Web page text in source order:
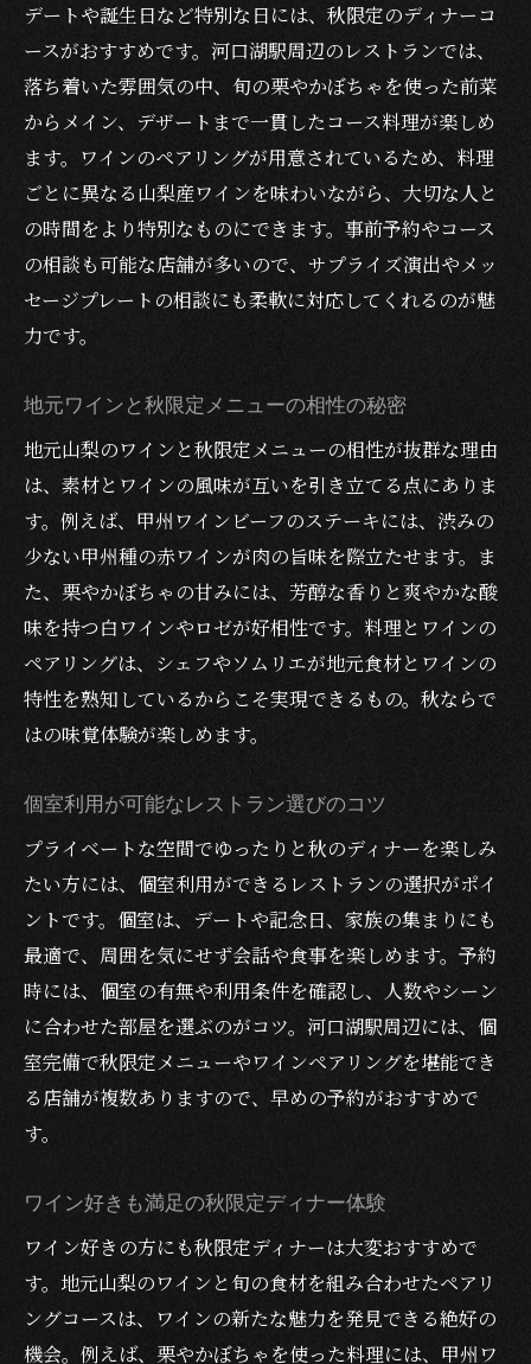
デートや誕生日など特別な日には、秋限定のディナーコ
ースがおすすめです。河口湖駅周辺のレストランでは、
落ち着いた雰囲気の中、旬の栗やかぼちゃを使った前菜
からメイン、デザートまで一貫したコース料理が楽しめ
ます。ワインのペアリングが用意されているため、料理
ごとに異なる山梨産ワインを味わいながら、大切な人と
の時間をより特別なものにできます。事前予約やコース
の相談も可能な店舗が多いので、サプライズ演出やメッ
セージプレートの相談にも柔軟に対応してくれるのが魅
力です。
地元ワインと秋限定メニューの相性の秘密
地元山梨のワインと秋限定メニューの相性が抜群な理由
は、素材とワインの風味が互いを引き立てる点にありま
す。例えば、甲州ワインビーフのステーキには、渋みの
少ない甲州種の赤ワインが肉の旨味を際立たせます。ま
た、栗やかぼちゃの甘みには、芳醇な香りと爽やかな酸
味を持つ白ワインやロゼが好相性です。料理とワインの
ペアリングは、シェフやソムリエが地元食材とワインの
特性を熟知しているからこそ実現できるもの。秋ならで
はの味覚体験が楽しめます。
個室利用が可能なレストラン選びのコツ
プライベートな空間でゆったりと秋のディナーを楽しみ
たい方には、個室利用ができるレストランの選択がポイ
ントです。個室は、デートや記念日、家族の集まりにも
最適で、周囲を気にせず会話や食事を楽しめます。予約
時には、個室の有無や利用条件を確認し、人数やシーン
に合わせた部屋を選ぶのがコツ。河口湖駅周辺には、個
室完備で秋限定メニューやワインペアリングを堪能でき
る店舗が複数ありますので、早めの予約がおすすめで
す。
ワイン好きも満足の秋限定ディナー体験
ワイン好きの方にも秋限定ディナーは大変おすすめで
す。地元山梨のワインと旬の食材を組み合わせたペアリ
ングコースは、ワインの新たな魅力を発見できる絶好の
機会。例えば、栗やかぼちゃを使った料理には、甲州ワ